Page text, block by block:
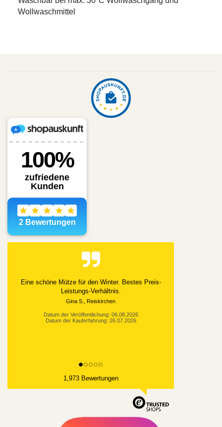
Wollwaschmittel
Eine schöne Mütze für den Winter. Bestes Preis-
Leistungs-Verhältnis.
Gina S., Reiskirchen
Datum der Veröffentlichung: 06.08.2026
Datum der Kauferfahrung: 26.07.2026
1,973 Bewertungen